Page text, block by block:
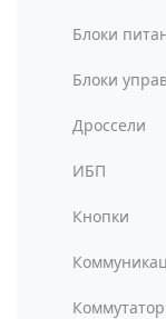
Блоки
Блоки
Дроссели
ИБП
Кнопки